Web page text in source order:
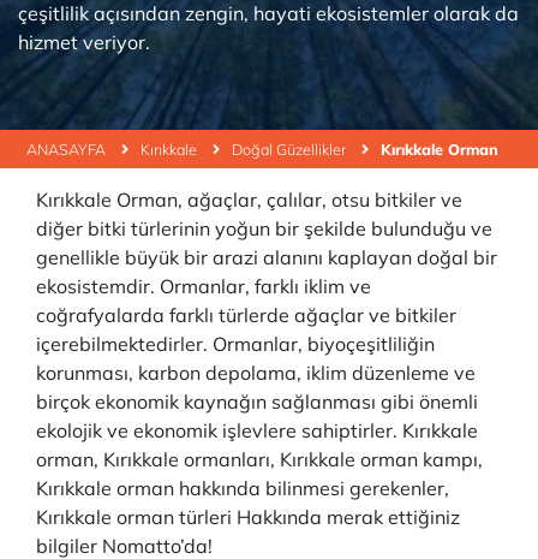
ANASAYFA Kırıkkale Doğal Güzellikler Kırıkkale Orman
çeşitlilik açısından zengin, hayati ekosistemler olarak da
hizmet veriyor.
Kırıkkale Orman, ağaçlar, çalılar, otsu bitkiler ve
diğer bitki türlerinin yoğun bir şekilde bulunduğu ve
genellikle büyük bir arazi alanını kaplayan doğal bir
ekosistemdir. Ormanlar, farklı iklim ve
coğrafyalarda farklı türlerde ağaçlar ve bitkiler
içerebilmektedirler. Ormanlar, biyoçeşitliliğin
korunması, karbon depolama, iklim düzenleme ve
birçok ekonomik kaynağın sağlanması gibi önemli
ekolojik ve ekonomik işlevlere sahiptirler. Kırıkkale
orman, Kırıkkale ormanları, Kırıkkale orman kampı,
Kırıkkale orman hakkında bilinmesi gerekenler,
Kırıkkale orman türleri Hakkında merak ettiğiniz
bilgiler Nomatto’da!